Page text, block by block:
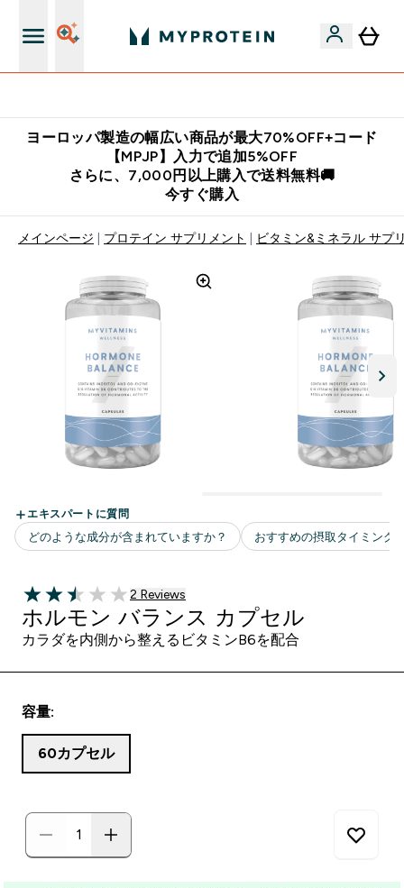
ヨーロッパ製造の幅広い商品が最大70%OFF+コード
【MPJP】入力で追加5%OFF
さらに、7,000円以上購入で送料無料🚚
今すぐ購入
メインページ プロテイン サプリメント ビタミン&ミネラル サプ
2.5 out of 5 stars
2 ＋件の口コミ
2 Reviews
ホルモン バランス カプセル
カラダを内側から整えるビタミンB6を配合
容量:
60カプセル